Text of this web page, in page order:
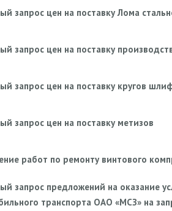
запрос цен на поставку Лома
запрос цен на поставку
запрос цен на поставку кругов
запрос цен на поставку метизов
работ по ремонту винтового
запрос предложений на оказание
транспорта ОАО «МСЗ» на